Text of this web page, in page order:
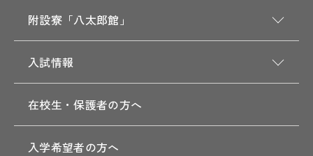
附設寮「八太郎館」
入試情報
在校生・保護者の方へ
入学希望者の方へ